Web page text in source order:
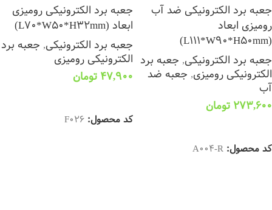
جعبه برد الکترونیکی ضد آب
رومیزی ابعاد
(L111*W90*H50mm)
جعبه برد الکترونیکی, جعبه برد
الکترونیکی رومیزی, جعبه ضد
آب
273,600 تومان
کد محصول: A004-R
جعبه برد الکترونیکی رومیزی
ابعاد (L70*W50*H32mm)
جعبه برد الکترونیکی, جعبه برد
الکترونیکی رومیزی
47,900 تومان
کد محصول: F026